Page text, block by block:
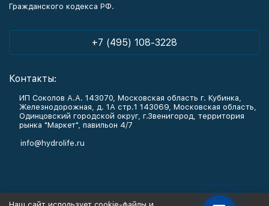
Гражданского кодекса РФ.
+7 (495) 108-3228
Контакты:
ИП Соколов А.А. 143070, Московская область г. Кубинка,
Железнодорожная, д. 1А стр.1 143069, Московская область,
Одинцовский городской округ, г.Звенигород, территория
рынка "Маркет", павильон 4/7
info@hydrolife.ru